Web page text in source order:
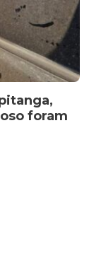
foram